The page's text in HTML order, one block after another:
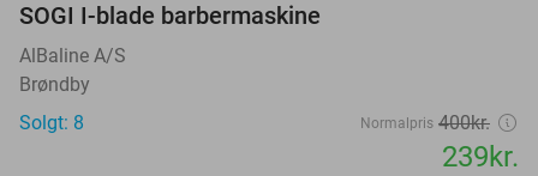
SOGI I-blade barbermaskine
AlBaline A/S
Brøndby
Solgt: 8
Normalpris 400kr.
239kr.